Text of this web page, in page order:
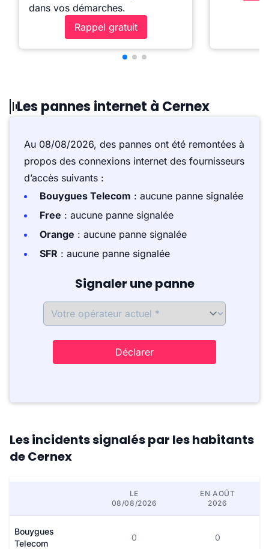
dans vos démarches.
Rappel gratuit
Les pannes internet à Cernex
Au 08/08/2026, des pannes ont été remontées à
propos des connexions internet des fournisseurs
d’accès suivants :
Bouygues Telecom : aucune panne signalée
Free : aucune panne signalée
Orange : aucune panne signalée
SFR : aucune panne signalée
Signaler une panne
Déclarer
Les incidents signalés par les habitants
de Cernex
LE
08/08/2026
EN AOÛT
2026
Bouygues
Telecom
0 0